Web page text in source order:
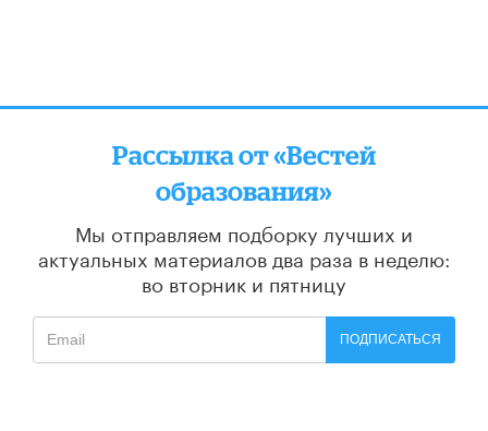
Рассылка от «Вестей
образования»
Мы отправляем подборку лучших и
актуальных материалов два раза в неделю:
во вторник и пятницу
ПОДПИСАТЬСЯ